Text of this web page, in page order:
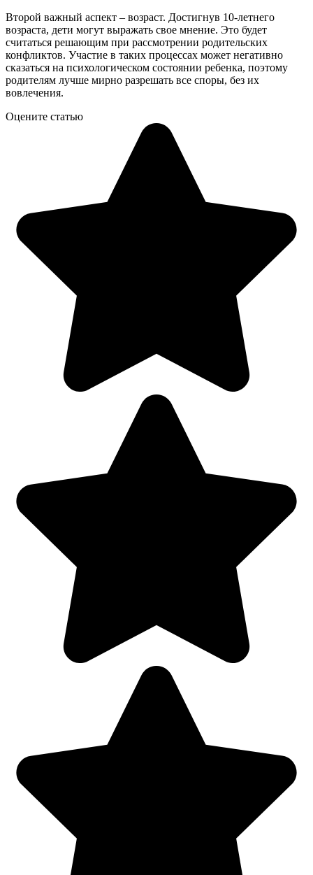
Второй важный аспект – возраст. Достигнув 10-летнего
возраста, дети могут выражать свое мнение. Это будет
считаться решающим при рассмотрении родительских
конфликтов. Участие в таких процессах может негативно
сказаться на психологическом состоянии ребенка, поэтому
родителям лучше мирно разрешать все споры, без их
вовлечения.
Оцените статью